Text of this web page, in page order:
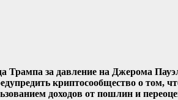
за давление на Джерома
криптосообщество о том,
доходов от пошлин и